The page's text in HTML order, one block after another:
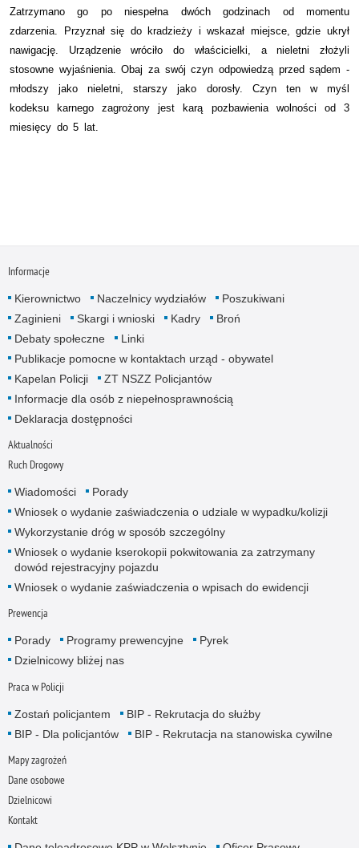
Zatrzymano go po niespełna dwóch godzinach od momentu
zdarzenia. Przyznał się do kradzieży i wskazał miejsce, gdzie ukrył
nawigację. Urządzenie wróciło do właścicielki, a nieletni złożyli
stosowne wyjaśnienia. Obaj za swój czyn odpowiedzą przed sądem -
młodszy jako nieletni, starszy jako dorosły. Czyn ten w myśl
kodeksu karnego zagrożony jest karą pozbawienia wolności od 3
miesięcy do 5 lat.
Informacje
Kierownictwo Naczelnicy wydziałów
Poszukiwani
Zaginieni
Skargi i wnioski Kadry
Broń
Debaty społeczne
Linki
Publikacje pomocne w kontaktach urząd - obywatel
Kapelan Policji
ZT NSZZ Policjantów
Informacje dla osób z niepełnosprawnością
Deklaracja dostępności
Aktualności
Ruch Drogowy
Wiadomości
Porady
Wniosek o wydanie zaświadczenia o udziale w wypadku/kolizji
Wykorzystanie dróg w sposób szczególny
Wniosek o wydanie kserokopii pokwitowania za zatrzymany
dowód rejestracyjny pojazdu
Wniosek o wydanie zaświadczenia o wpisach do ewidencji
Prewencja
Porady Programy prewencyjne
Pyrek
Dzielnicowy bliżej nas
Praca w Policji
Zostań policjantem
BIP - Rekrutacja do służby
BIP - Dla policjantów
BIP - Rekrutacja na stanowiska cywilne
Mapy zagrożeń
Dane osobowe
Dzielnicowi
Kontakt